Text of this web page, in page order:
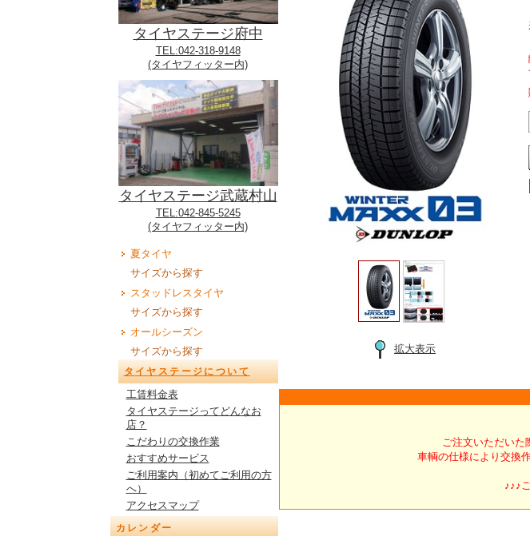
タイヤステージ府中
TEL:042-318-9148
(タイヤフィッター内)
タイヤステージ武蔵村山
TEL:042-845-5245
(タイヤフィッター内)
夏タイヤ
サイズから探す
スタッドレスタイヤ
サイズから探す
オールシーズン
サイズから探す
タイヤステージについて
工賃料金表
タイヤステージってどんなお
店？
こだわりの交換作業
おすすめサービス
ご利用案内（初めてご利用の方
へ）
アクセスマップ
カレンダー
拡大表示
ご注文いただいた
車輌の仕様により交換
♪♪♪